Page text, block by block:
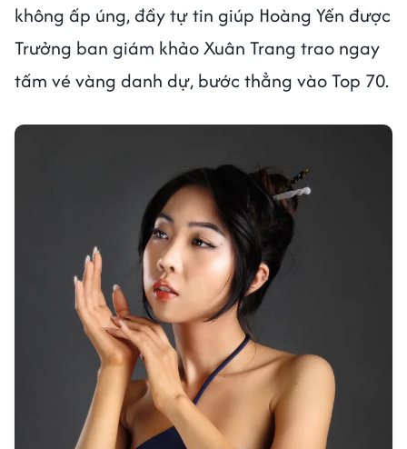
không ấp úng, đầy tự tin giúp Hoàng Yến được
Trưởng ban giám khảo Xuân Trang trao ngay
tấm vé vàng danh dự, bước thẳng vào Top 70.